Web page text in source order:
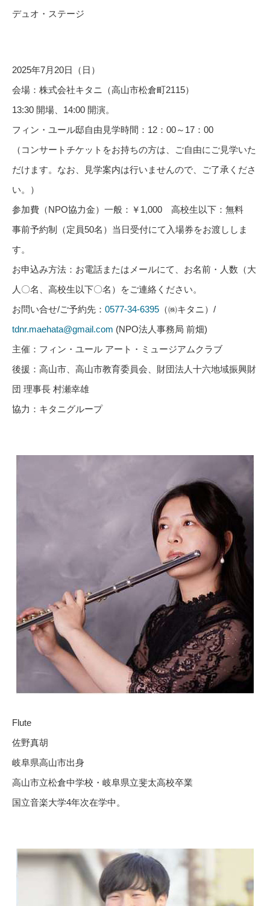
デュオ・ステージ
2025年7月 20日（日）
会場：株式会社キタニ（高山市松倉町2115）
13:30 開場、 14:00 開演。
フィン・ユール邸自由見学時間： 12 ： 00～ 17 ： 00
（コンサートチケットをお持ちの方は、ご自由にご見学いた
だけます。なお、見学案内は行いませんので、ご了承くださ
い。）
参加費（NPO協力金）一般：￥ 1,000 高校生以下：無料
事前予約制（定員50名）当日受付にて入場券をお渡ししま
す。
お申込み方法：お電話またはメールにて、お名前・人数（大
人〇名、高校生以下〇名）をご連絡ください。
お問い合せ/ご予約先： 0577-34-6395 （㈱キタニ）/
tdnr.maehata@gmail.com (NPO法人事務局 前畑)
主催：フィン・ユール アート・ミュージアムクラブ
後援：高山市、高山市教育委員会、財団法人十六地域振興財
団 理事長 村瀬幸雄
協力：キタニグループ
Flute
佐野真胡
岐阜県高山市出身
高山市立松倉中学校・岐阜県立斐太高校卒業
国立音楽大学4年次在学中。